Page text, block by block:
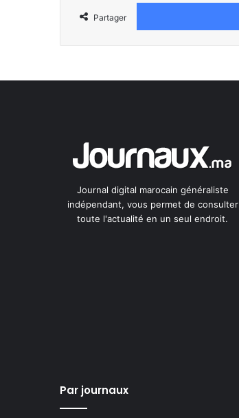
Partager
Journal digital marocain généraliste
indépendant, vous permet de consulter
toute l'actualité en un seul endroit.
Par journaux